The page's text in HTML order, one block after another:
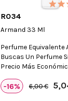
R034
Armand 33 Ml
Perfume Equivalente
Buscas Un Perfume
Precio Más
-16% 6,00 €